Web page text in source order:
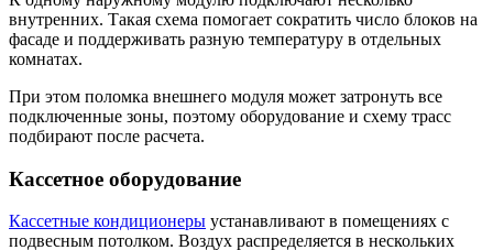
внутренних. Такая схема помогает сократить число блоков на
фасаде и поддерживать разную температуру в отдельных
комнатах.
При этом поломка внешнего модуля может затронуть все
подключенные зоны, поэтому оборудование и схему трасс
подбирают после расчета.
Кассетное оборудование
Кассетные кондиционеры устанавливают в помещениях с
подвесным потолком. Воздух распределяется в нескольких